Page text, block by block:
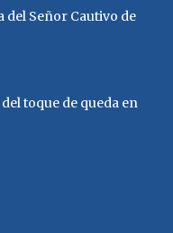
del Señor Cautivo de
toque de queda en